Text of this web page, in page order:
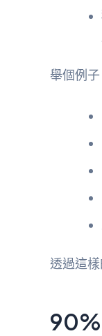
舉個例
透過這
90%